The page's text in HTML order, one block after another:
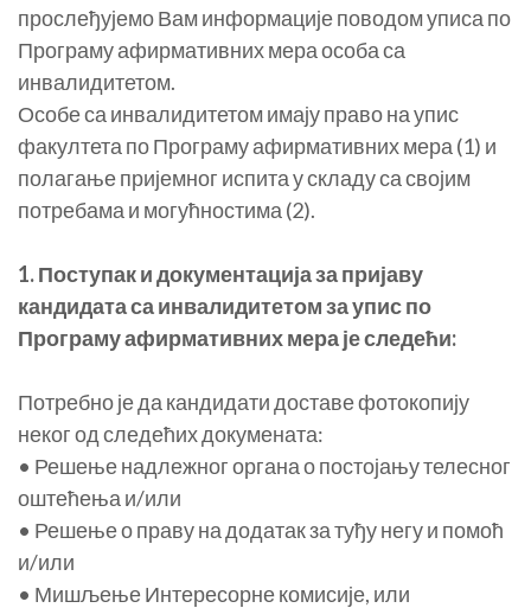
прослеђујемо Вам информације поводом уписа по
Програму афирмативних мера особа са
инвалидитетом.
Особе са инвалидитетом имају право на упис
факултета по Програму афирмативних мера (1) и
полагање пријемног испита у складу са својим
потребама и могућностима (2).
1. Поступак и документација за пријаву
кандидата са инвалидитетом за упис по
Програму афирмативних мера је следећи:
Потребно је да кандидати доставе фотокопију
неког од следећих докумената:
• Решење надлежног органа о постојању телесног
оштећења и/или
• Решење о праву на додатак за туђу негу и помоћ
и/или
• Мишљење Интересорне комисије, или